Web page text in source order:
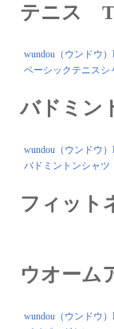
テニス
wundou（ウンドウ）
ベーシックテニスシ
バドミ
wundou（ウンドウ）
バドミントンシャツ
フィット
ウオー
wundou（ウンドウ）